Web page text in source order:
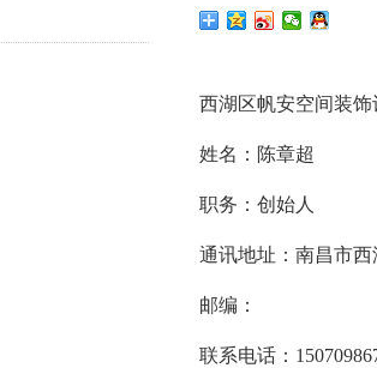
西湖区帆安空间装
姓名：陈章超
职务：创始人
通讯地址：南昌市
邮编：
联系电话：